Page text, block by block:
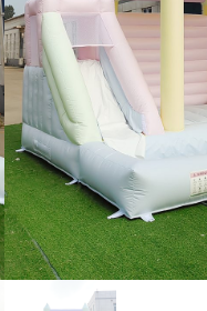
ಬಾಳಿಕೆ ಬರುವ
ಮದುವೆಗಳು,
ಸೂಕ್ತವಾಗಿದೆ
ವಿಚಾರಣೆ